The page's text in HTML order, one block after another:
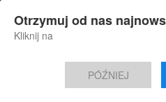
Nowa aplikacja
Aktualne wiadomości,
Zgoda
Ta strona używa
We Flipo robimy wszystko, aby
Otrzymuj od nas
Kliknij na
PÓŹNIEJ